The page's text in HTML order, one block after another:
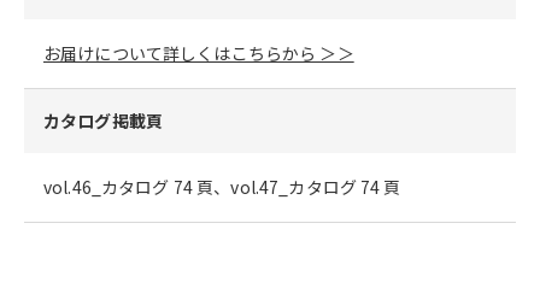
お届けについて詳しくはこちらから ＞＞
カタログ掲載頁
vol.46_カタログ 74 頁、vol.47_カタログ 74 頁